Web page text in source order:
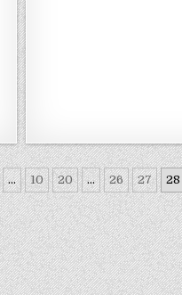
... 10 20 ... 26 27 28